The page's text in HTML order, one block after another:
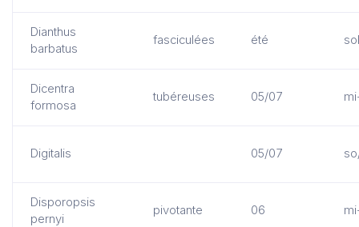
Dianthus
barbatus
fasciculées été
Dicentra
formosa
tubéreuses 05/07
Digitalis 05/07
Disporopsis
pernyi
pivotante 06